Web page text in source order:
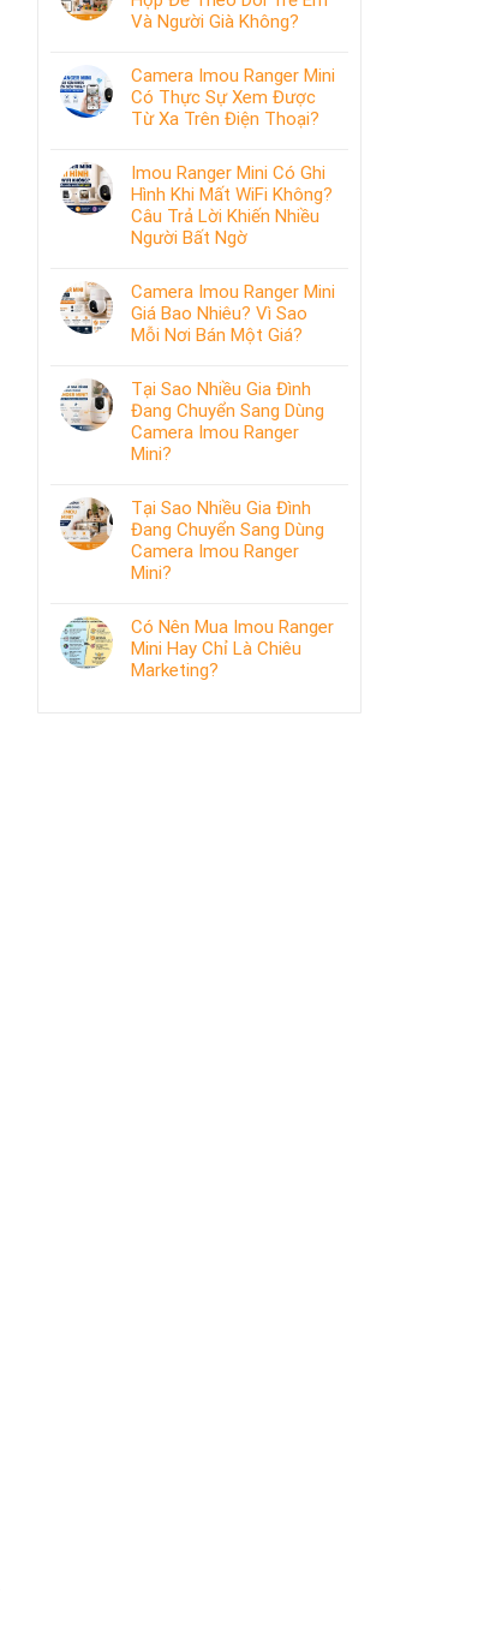
Và Người Già Không?
Camera Imou Ranger Mini
Có Thực Sự Xem Được
Từ Xa Trên Điện Thoại?
Imou Ranger Mini Có Ghi
Hình Khi Mất WiFi Không?
Câu Trả Lời Khiến Nhiều
Người Bất Ngờ
Camera Imou Ranger Mini
Giá Bao Nhiêu? Vì Sao
Mỗi Nơi Bán Một Giá?
Tại Sao Nhiều Gia Đình
Đang Chuyển Sang Dùng
Camera Imou Ranger
Mini?
Tại Sao Nhiều Gia Đình
Đang Chuyển Sang Dùng
Camera Imou Ranger
Mini?
Có Nên Mua Imou Ranger
Mini Hay Chỉ Là Chiêu
Marketing?